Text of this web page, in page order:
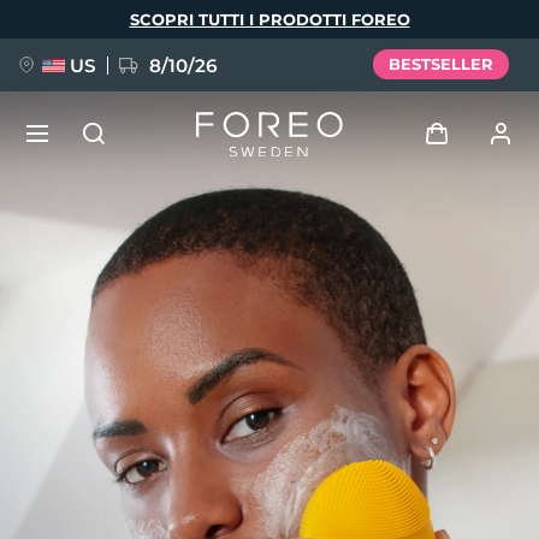
SCOPRI TUTTI I PRODOTTI FOREO
US 8/10/26 BESTSELLER
Profilo utente
I miei dispositivi
I miei ordini
I miei indirizzi
I miei abbonamenti
NUOVO
FAQ™ Pure Beauty-Tech Elixir
BREAKING NEWS
issa™ Teeth Whitening Set
Lingua
English Deutsch
Español
Français
Italiano
Português
Svenska
Русский
Türkçe
简体中文 繁體中文